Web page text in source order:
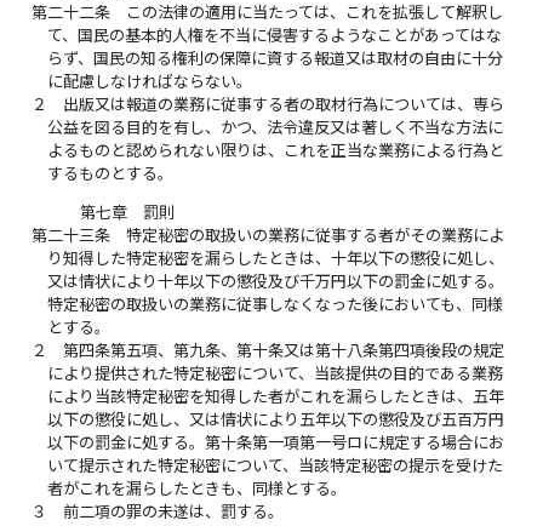
第二十二条
この法律の適用に当たっては、これを拡張して解釈し
て、国民の基本的人権を不当に侵害するようなことがあってはな
らず、国民の知る権利の保障に資する報道又は取材の自由に十分
に配慮しなければならない。
２
出版又は報道の業務に従事する者の取材行為については、専ら
公益を図る目的を有し、かつ、法令違反又は著しく不当な方法に
よるものと認められない限りは、これを正当な業務による行為と
するものとする。
第七章 罰則
第二十三条
特定秘密の取扱いの業務に従事する者がその業務によ
り知得した特定秘密を漏らしたときは、十年以下の懲役に処し、
又は情状により十年以下の懲役及び千万円以下の罰金に処する。
特定秘密の取扱いの業務に従事しなくなった後においても、同様
とする。
２
第四条第五項、第九条、第十条又は第十八条第四項後段の規定
により提供された特定秘密について、当該提供の目的である業務
により当該特定秘密を知得した者がこれを漏らしたときは、五年
以下の懲役に処し、又は情状により五年以下の懲役及び五百万円
以下の罰金に処する。第十条第一項第一号ロに規定する場合にお
いて提示された特定秘密について、当該特定秘密の提示を受けた
者がこれを漏らしたときも、同様とする。
３
前二項の罪の未遂は、罰する。